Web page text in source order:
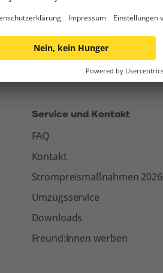
Österreich Stromtarif
Business < 100.000 kWh
E-Mobilität
Einspeisetarife
Service und Kontakt
FAQ
Kontakt
Strompreismaßnahmen 2026
Umzugsservice
Downloads
Freund:innen werben